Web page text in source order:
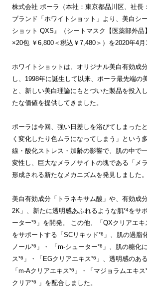
株式会社 ポーラ（本社：東京都品川区、社長
ブランド「ホワイトショット」より、美白シ
ショット QXS』（シートマスク【医薬部外品
×20包 ￥6,800＜税込￥7,480＞）を2020年4月
ホワイトショットは、オリジナル美白有効成
し、1998年に誕生して以来、ポーラ最先端の
と、新しい美白理論にもとづいた製品を投入
たな価値を提供してきました。
ポーラは今回、強い日差しを浴びてしまった
く変化したり色ムラになってしまう」という
線・酸化ストレス・加齢の影響で、肌の中で
変性し、巨大なメラノサイトの塊である「メ
形成される新たなメカニズムを発見しました。
美白有効成分「トラネキサム酸」や、有効成
2K」、新たに透明感あふれるような肌*4をサ
ーター*5」を開発。 この他、「QXクリアエキ
をサポートする「SCリキッド*6 」、肌の過脂
ノール*6 」・ 「m-シューター*6 」、肌の糖化
ス*6 」・「EGクリアエキス*6 」、透明感のあ
「m-Aクリアエキス*6 」・「マジョラムエキス
クリア*6 」を配合しました。